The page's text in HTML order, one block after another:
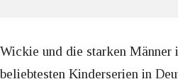
Wickie und die starken Männer
beliebtesten Kinderserien in